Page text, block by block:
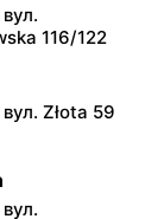
116/122
Złota 59